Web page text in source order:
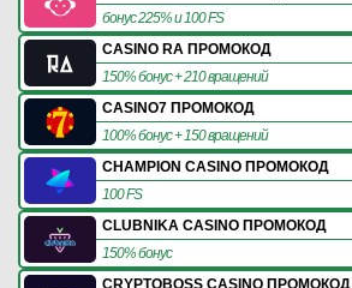
бонус 225% и 100 FS
CASINO RA ПРОМОКОД
150% бонус + 210 вращений
CASINO7 ПРОМОКОД
100% бонус + 150 вращений
CHAMPION CASINO ПРОМОКОД
100 FS
CLUBNIKA CASINO ПРОМОКОД
150% бонус
CRYPTOBOSS CASINO ПРОМОКОД